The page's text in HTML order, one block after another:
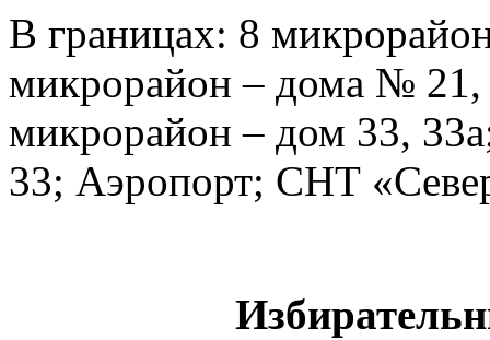
В границах: 8
микрорайон – дома № 21,
микрорайон – дом 33,
33; Аэропорт; СНТ